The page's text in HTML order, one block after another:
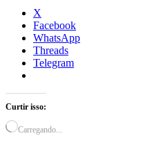
X
Facebook
WhatsApp
Threads
Telegram
Curtir isso:
Carregando...